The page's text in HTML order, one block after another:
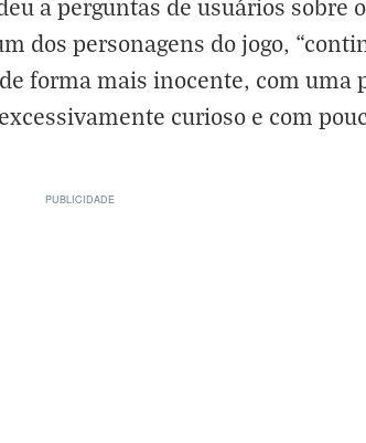
a perguntas de usuários sobre
dos personagens do jogo,
forma mais inocente, com uma
curioso e com